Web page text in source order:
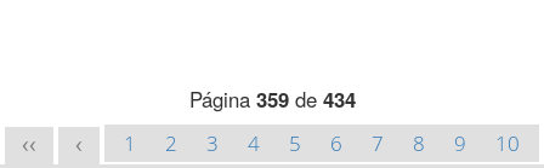
Página 359de 434
<< < 1 2 3 4 5 6 7 8 9
10